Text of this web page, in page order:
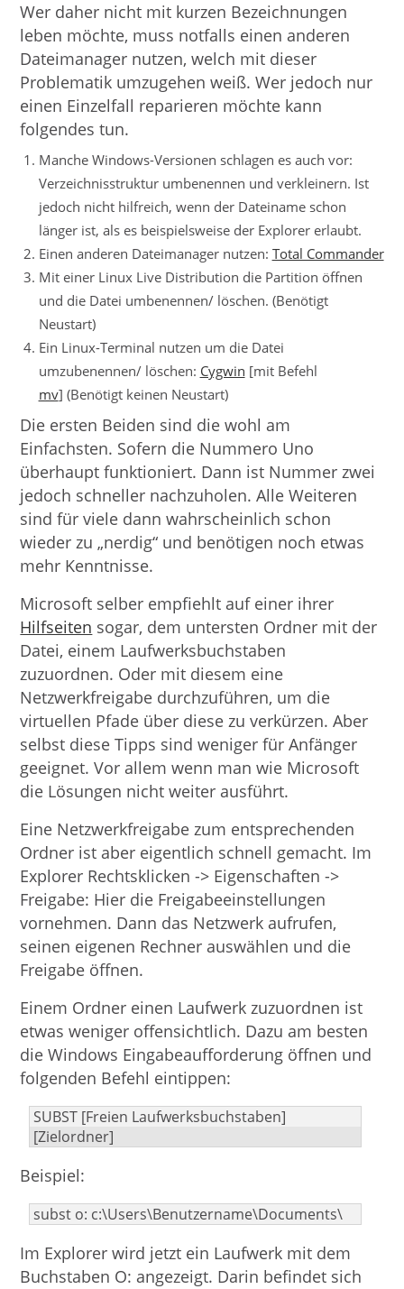
Wer daher nicht mit kurzen Bezeichnungen
leben möchte, muss notfalls einen anderen
Dateimanager nutzen, welch mit dieser
Problematik umzugehen weiß. Wer jedoch nur
einen Einzelfall reparieren möchte kann
folgendes tun.
Manche Windows-Versionen schlagen es auch vor:
Verzeichnisstruktur umbenennen und verkleinern. Ist
jedoch nicht hilfreich, wenn der Dateiname schon
länger ist, als es beispielsweise der Explorer erlaubt.
Einen anderen Dateimanager nutzen: Total Commander
Mit einer Linux Live Distribution die Partition öffnen
und die Datei umbenennen/ löschen. (Benötigt
Neustart)
Ein Linux-Terminal nutzen um die Datei
umzubenennen/ löschen: Cygwin [mit Befehl
mv] (Benötigt keinen Neustart)
Die ersten Beiden sind die wohl am
Einfachsten. Sofern die Nummero Uno
überhaupt funktioniert. Dann ist Nummer zwei
jedoch schneller nachzuholen. Alle Weiteren
sind für viele dann wahrscheinlich schon
wieder zu „nerdig“ und benötigen noch etwas
mehr Kenntnisse.
Microsoft selber empfiehlt auf einer ihrer
Hilfseiten sogar, dem untersten Ordner mit der
Datei, einem Laufwerksbuchstaben
zuzuordnen. Oder mit diesem eine
Netzwerkfreigabe durchzuführen, um die
virtuellen Pfade über diese zu verkürzen. Aber
selbst diese Tipps sind weniger für Anfänger
geeignet. Vor allem wenn man wie Microsoft
die Lösungen nicht weiter ausführt.
Eine Netzwerkfreigabe zum entsprechenden
Ordner ist aber eigentlich schnell gemacht. Im
Explorer Rechtsklicken -> Eigenschaften ->
Freigabe: Hier die Freigabeeinstellungen
vornehmen. Dann das Netzwerk aufrufen,
seinen eigenen Rechner auswählen und die
Freigabe öffnen.
Einem Ordner einen Laufwerk zuzuordnen ist
etwas weniger offensichtlich. Dazu am besten
die Windows Eingabeaufforderung öffnen und
folgenden Befehl eintippen:
SUBST [Freien Laufwerksbuchstaben]
[Zielordner]
Beispiel:
subst o: c:\Users\Benutzername\Documents\
Im Explorer wird jetzt ein Laufwerk mit dem
Buchstaben O: angezeigt. Darin befindet sich